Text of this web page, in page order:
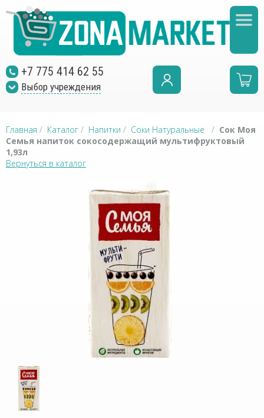
+7 775 414 62 55
Выбор учреждения
Главная / Каталог / Напитки / Соки Натуральные / Сок Моя
Семья напиток сокосодержащий мультифруктовый
1,93л
Вернуться в каталог